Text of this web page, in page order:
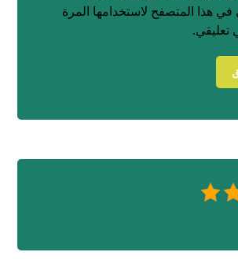
في هذا المتصفح لاستخدامها المرة
تعليقي.